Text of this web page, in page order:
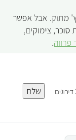
מתוק. אבל אפשר
צימוקים,
.
5 שלח